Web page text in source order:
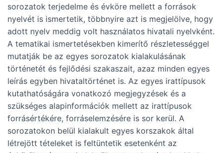
sorozatok terjedelme és évköre mellett a források
nyelvét is ismertetik, többnyire azt is megjelölve, hogy
adott nyelv meddig volt használatos hivatali nyelvként.
A tematikai ismertetésekben kimerítő részletességgel
mutatják be az egyes sorozatok kialakulásának
történetét és fejlődési szakaszait, azaz minden egyes
leírás egyben hivataltörténet is. Az egyes irattípusok
kutathatóságára vonatkozó megjegyzések és a
szükséges alapinformációk mellett az irattípusok
forrásértékére, forráselemzésére is sor kerül. A
sorozatokon belül kialakult egyes korszakok által
létrejött tételeket is feltüntetik esetenként az